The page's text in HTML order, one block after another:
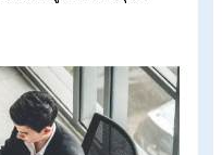
แจด่วน ควรยิงแอดบน
กิดปัญหา พวกเขาจะเสิร์ชหาผู้
ร (SaaS) :เช่นโปรแกรมบริ